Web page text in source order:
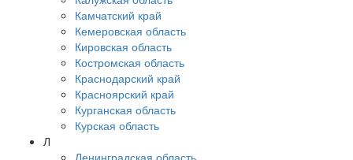
Камчатский край
Кемеровская область
Кировская область
Костромская область
Краснодарский край
Красноярский край
Курганская область
Курская область
Л
Ленинградская область